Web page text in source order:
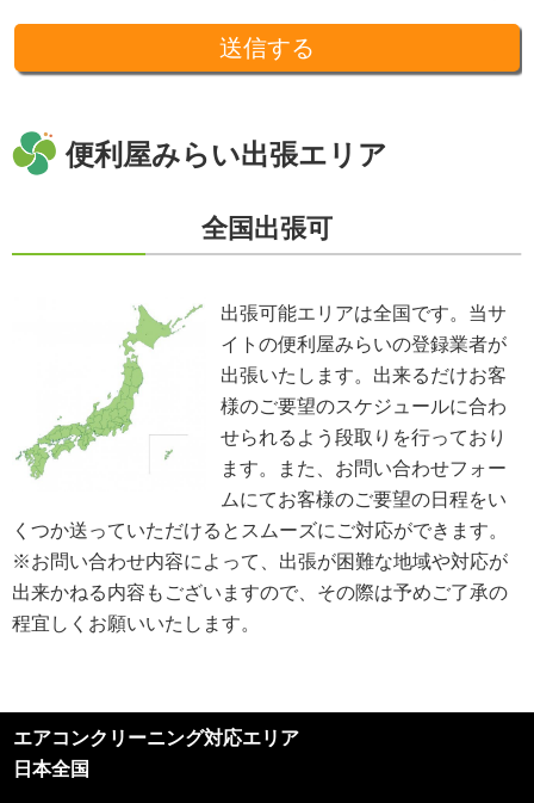
十分な個人情報保護の水準を備える者を選び、また、契約等によって保護水
準を守るよう定めた上で、指導・管理を実施し、適切に取り扱います。
す。個人情報の滅失、き損、漏えいおよび不正アクセスなどの予防ならびに
是正。当方は、お客様の個人情報を厳格に管理し、滅失、き損、漏えいや不
情報の取扱いと運用に関する具体的ルールを定め、責任者を設けます。
個人情報に関する法令およびその他の規範の遵守
当社の役員、社員、協働者は、個人情報保護や通信の秘密に関する法令やガ
人情報保護が効果的に実施されるよう、個人情報保護方針および社内規程類
を継続して改善します。
個人情報の取扱いに関する問い合わせおよび相談窓口
当方所定の窓口にて、合理的な範囲で対応いたします。
[お問い合わせ先]
便利屋みらい
お問い合わせ方法：
メールフォーム
お問い合わせ電話番号：お客様（ご注文後）から問い合わせ等があった場合
は、遅滞なく電話番号の開示を行います。
※業務の性質上、サイトに掲載はしておりません。
※以上の方針を改定することがあります。その場合、すべての改定は当ウェ
ブページにて通知致します。
ご利用規約
①ご訪問予約後のご訪問前のキャンセルは、キャンセル料5,500円(税込)を
③荒天（大雨・大雪・強風など）の場合は、作業日を変更させていただく場
合もございます。あらかじめご了承下さい。
便利屋みらい出張エリア
全国出張可
出張可能エリアは全国です。当サ
イトの便利屋みらいの登録業者が
出張いたします。出来るだけお客
様のご要望のスケジュールに合わ
せられるよう段取りを行っており
ます。また、お問い合わせフォー
ムにてお客様のご要望の日程をい
くつか送っていただけるとスムーズにご対応ができます。
※お問い合わせ内容によって、出張が困難な地域や対応が
出来かねる内容もございますので、その際は予めご了承の
程宜しくお願いいたします。
エアコンクリーニング対応エリア
日本全国